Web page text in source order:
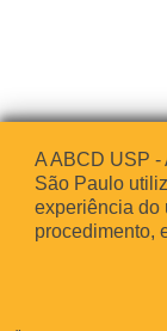
A ABCD USP
São Paulo
experiência do
procedimento,